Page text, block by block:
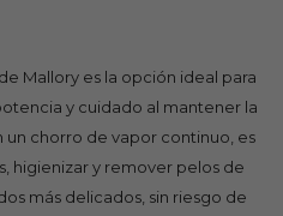
Mallory es la opción ideal para
y cuidado al mantener la
chorro de vapor continuo, es
higienizar y remover pelos de
más delicados, sin riesgo de